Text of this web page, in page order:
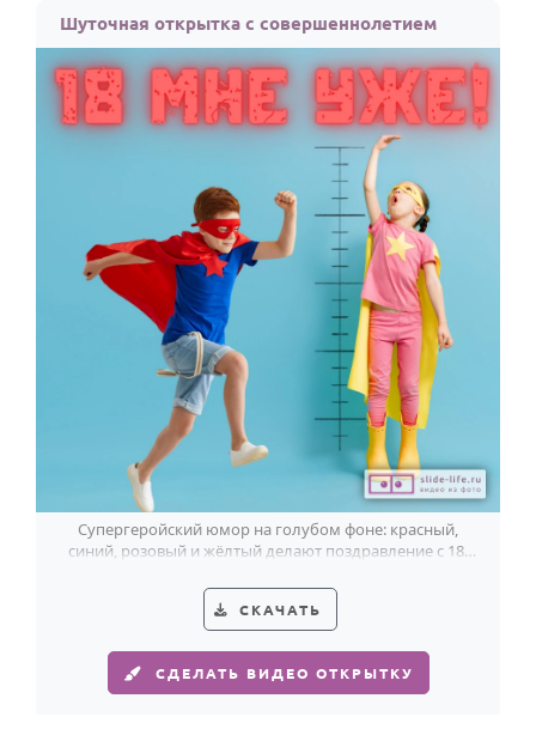
Шуточная открытка с совершеннолетием
Супергеройский юмор на голубом фоне: красный,
синий, розовый и жёлтый делают поздравление с 18-
СКАЧАТЬ
СДЕЛАТЬ ВИДЕО ОТКРЫТКУ